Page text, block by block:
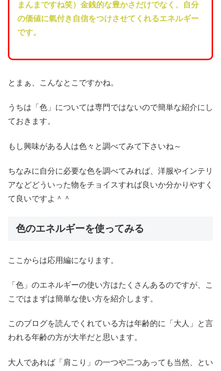
まんまですね笑）金銭的な豊かさだけでなく、自分
の価値に氣付き自信をつけさせてくれるエネルギー
です。
とまぁ、こんなとこですかね。
うちは「色」については専門ではないので簡単な紹介にし
ておきます。
もし興味がある人は色々と調べてみて下さいね～
ちなみに自分に必要な色を調べてみれば、洋服やインテリ
アなどどういった物をチョイスすれば良いか分かりやすく
て良いですよ＾＾
色のエネルギーを使ってみる
ここからは応用編になります。
「色」のエネルギーの使い方はたくさんあるのですが、こ
こではまずは簡単な使い方を紹介します。
このブログを読んでくれている方は年齢的に「大人」と言
われる年齢の方が大半だと思います。
大人であれば「肩こり」の一つや二つあっても当然、とい